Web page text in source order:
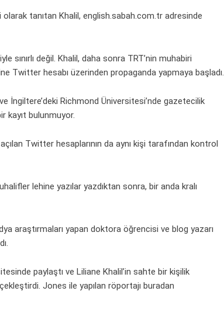
tanıtan Khalil, english.sabah.com.tr adresinde
sınırlı değil. Khalil, daha sonra TRT’nin muhabiri
Twitter hesabı üzerinden propaganda yapmaya başladı.
İngiltere’deki Richmond Üniversitesi’nde gazetecilik
kayıt bulunmuyor.
Twitter hesaplarının da aynı kişi tarafından kontrol
lehine yazılar yazdıktan sonra, bir anda kralı
araştırmaları yapan doktora öğrencisi ve blog yazarı
paylaştı ve Liliane Khalil’in sahte bir kişilik
Jones ile yapılan röportajı buradan